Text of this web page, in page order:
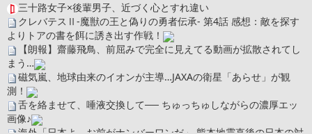
三十路女子×後輩男子、近づく心とすれ違い
クレバテスⅡ-魔獣の王と偽りの勇者伝承- 第4話 感想：敵を探す
よりトアの書を餌に誘き出す作戦！
【朗報】齋藤飛鳥、前屈みで完全に見えてる動画が拡散されてし
まう…
磁気嵐、地球由来のイオンが主導…JAXAの衛星「あらせ」が観
測！
舌を絡ませて、唾液交換して── ちゅっちゅしながらの濃厚エッ
画像♪